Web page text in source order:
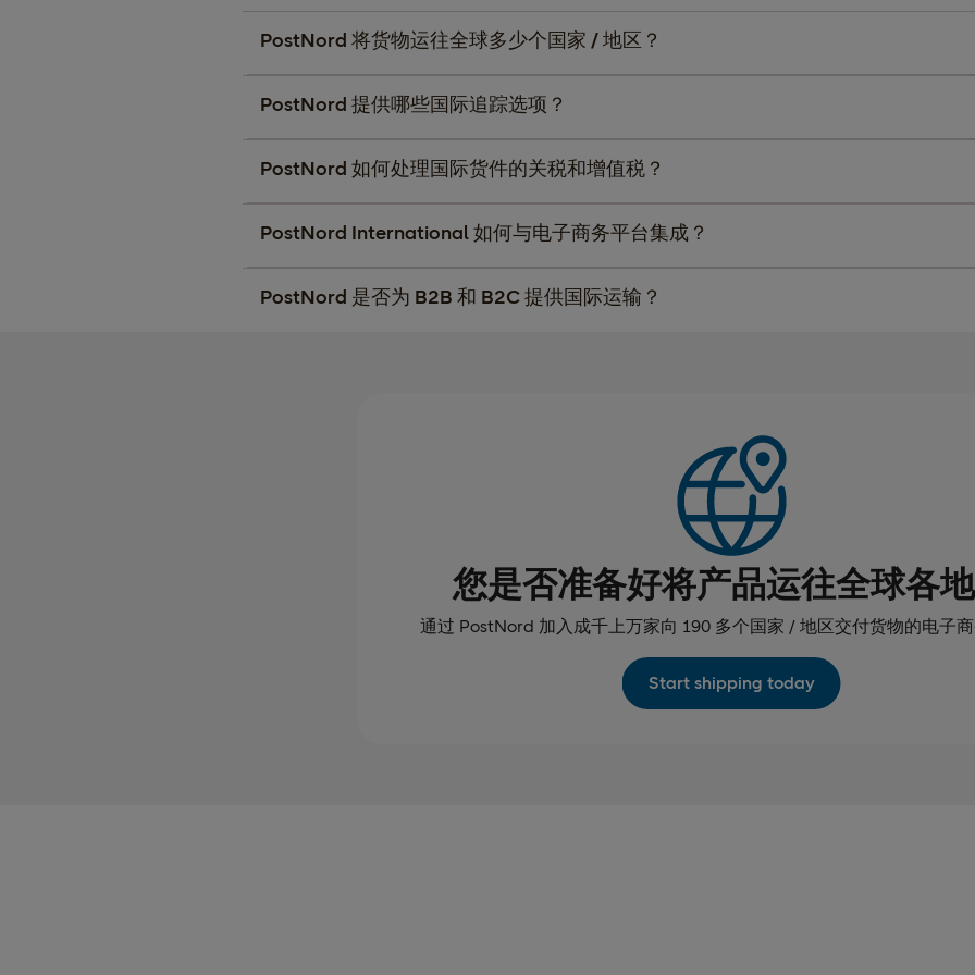
PostNord 将货物运往全球多少个国家 / 地区？
PostNord 提供哪些国际追踪选项？
PostNord 如何处理国际货件的关税和增值税？
PostNord International 如何与电子商务平台集成？
PostNord 是否为 B2B 和 B2C 提供国际运输？
您是否准备好将产品运往全球各
通过 PostNord 加入成千上万家向 190 多个国家 / 地区交付货物的电子商
Start shipping today